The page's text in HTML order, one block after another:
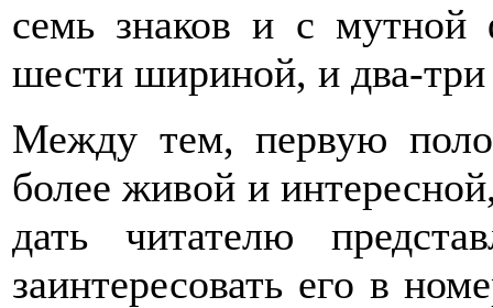
семь знаков и с мутной
шести шириной, и два-
Между тем, первую
более живой и
дать читателю
заинтересовать его в